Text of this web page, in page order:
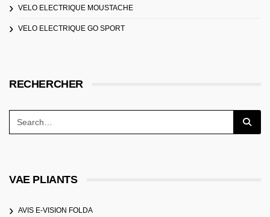
VELO ELECTRIQUE MOUSTACHE
VELO ELECTRIQUE GO SPORT
RECHERCHER
VAE PLIANTS
AVIS E-VISION FOLDA